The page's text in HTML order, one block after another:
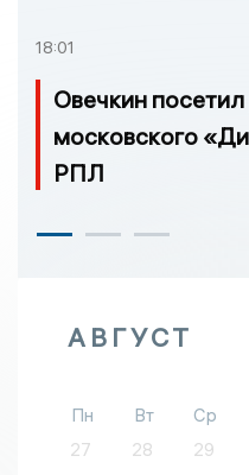
18:01
Овечкин
московского
РПЛ
АВГУСТ
Пн Вт Ср
27
28 29